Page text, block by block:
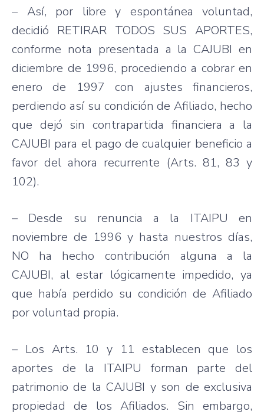
– Así, por libre y espontánea voluntad,
decidió RETIRAR TODOS SUS APORTES,
conforme nota presentada a la CAJUBI en
diciembre de 1996, procediendo a cobrar en
enero de 1997 con ajustes financieros,
perdiendo así su condición de Afiliado, hecho
que dejó sin contrapartida financiera a la
CAJUBI para el pago de cualquier beneficio a
favor del ahora recurrente (Arts. 81, 83 y
102).
– Desde su renuncia a la ITAIPU en
noviembre de 1996 y hasta nuestros días,
NO ha hecho contribución alguna a la
CAJUBI, al estar lógicamente impedido, ya
que había perdido su condición de Afiliado
por voluntad propia.
– Los Arts. 10 y 11 establecen que los
aportes de la ITAIPU forman parte del
patrimonio de la CAJUBI y son de exclusiva
propiedad de los Afiliados. Sin embargo,